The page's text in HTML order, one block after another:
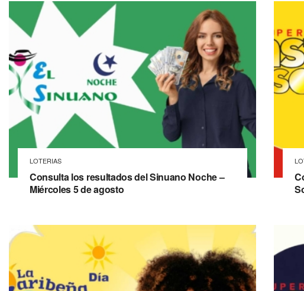
LOTERIAS
Consulta los resultados del Sinuano Noche –
Miércoles 5 de agosto